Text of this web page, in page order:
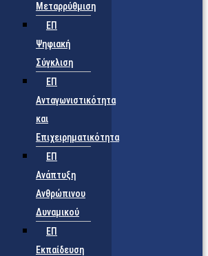
Μεταρρύθμιση
ΕΠ
Ψηφιακή
Σύγκλιση
ΕΠ
Ανταγωνιστικότητα
και
Επιχειρηματικότητα
ΕΠ
Ανάπτυξη
Ανθρώπινου
Δυναμικού
ΕΠ
Εκπαίδευση